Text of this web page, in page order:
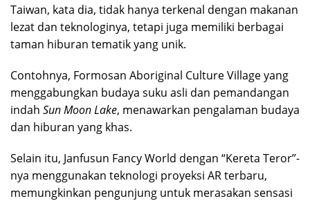
Taiwan, kata dia, tidak hanya terkenal dengan makanan
lezat dan teknologinya, tetapi juga memiliki berbagai
taman hiburan tematik yang unik.
Contohnya, Formosan Aboriginal Culture Village yang
menggabungkan budaya suku asli dan pemandangan
indah SunMoon Lake, menawarkan pengalaman budaya
dan hiburan yang khas.
Selain itu, Janfusun Fancy World dengan “Kereta Teror”-
nya menggunakan teknologi proyeksi AR terbaru,
memungkinkan pengunjung untuk merasakan sensasi